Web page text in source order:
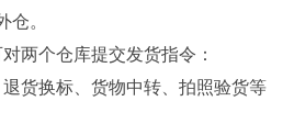
仓。
两个仓库提交发货指令：
货换标、货物中转、拍照验货等